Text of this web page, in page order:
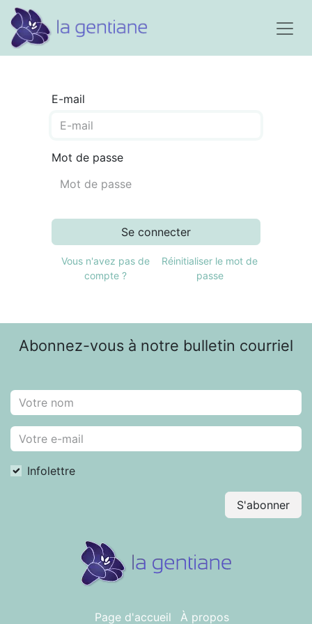
E-mail
Mot de passe
Se connecter
Vous n'avez pas de
compte ?
Réinitialiser le mot de
passe
Abonnez-vous à notre bulletin courriel
Infolettre
S'abonner
Page d'accueil À propos